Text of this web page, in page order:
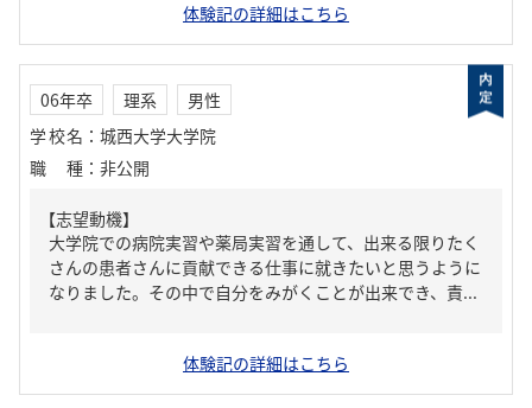
体験記の詳細はこちら
06年卒 理系
男性
学校名 ： 城西大学大学院
職種 ： 非公開
【志望動機】
大学院での病院実習や薬局実習を通して、出来る限りたく
さんの患者さんに貢献できる仕事に就きたいと思うように
なりました。その中で自分をみがくことが出来でき、責...
体験記の詳細はこちら